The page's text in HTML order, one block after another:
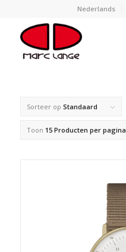
Nederlands
Sorteer op Standaard
Toon 15 Producten per pagina